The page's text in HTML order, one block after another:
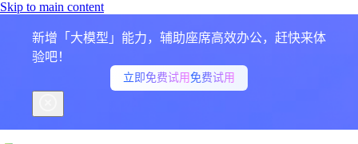
Skip to main content
新增「大模型」能力，辅助座席高效办公，赶快来体
验吧！
立即免费试用免费试用